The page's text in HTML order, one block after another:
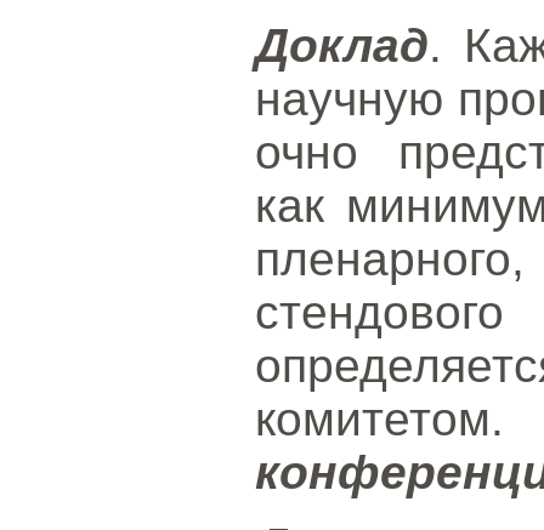
Доклад.
научную
очно
как